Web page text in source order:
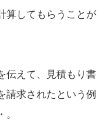
算してもらうことが
伝えて、見積もり書
請求されたという例